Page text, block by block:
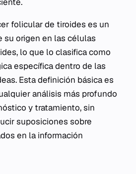
folicular de tiroides es un
su origen en las células
lo que lo clasifica como
específica dentro de las
Esta definición básica es
análisis más profundo
y tratamiento, sin
suposiciones sobre
en la información